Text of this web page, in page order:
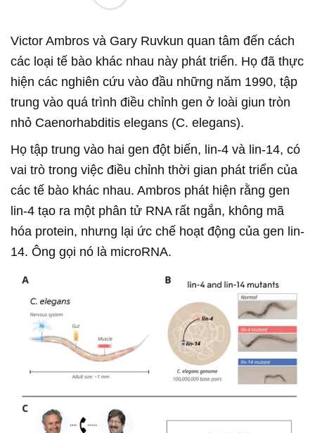
Victor Ambros và Gary Ruvkun quan tâm đến cách
các loại tế bào khác nhau này phát triển. Họ đã thực
hiện các nghiên cứu vào đầu những năm 1990, tập
trung vào quá trình điều chỉnh gen ở loài giun tròn
nhỏ Caenorhabditis elegans (C. elegans).
Họ tập trung vào hai gen đột biến, lin-4 và lin-14, có
vai trò trong việc điều chỉnh thời gian phát triển của
các tế bào khác nhau. Ambros phát hiện rằng gen
lin-4 tạo ra một phân tử RNA rất ngắn, không mã
hóa protein, nhưng lại ức chế hoạt động của gen lin-
14. Ông gọi nó là microRNA.